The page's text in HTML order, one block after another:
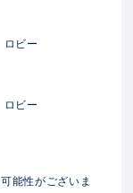
ビー
ビー
能性がございま